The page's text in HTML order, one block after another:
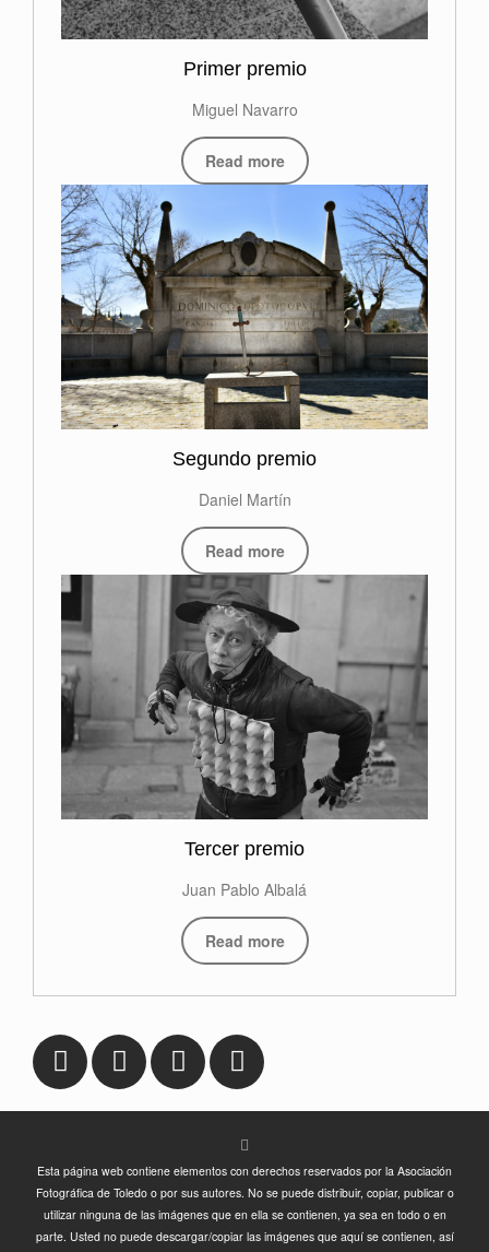
Primer premio
Miguel Navarro
Read more
Segundo premio
Daniel Martín
Read more
Tercer premio
Juan Pablo Albalá
Read more
Esta página web contiene elementos con derechos reservados por la Asociación
Fotográfica de Toledo o por sus autores. No se puede distribuir, copiar, publicar o
utilizar ninguna de las imágenes que en ella se contienen, ya sea en todo o en
parte. Usted no puede descargar/copiar las imágenes que aquí se contienen, así